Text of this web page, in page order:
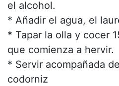
el alcohol.
* Añadir el agua, el
* Tapar la olla y cocer
que comienza a hervir.
* Servir acompañada
codorniz